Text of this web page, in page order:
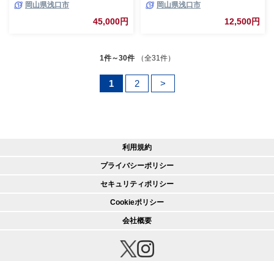
新鮮《2026年11月中旬-12月下
旬頃より発送予定》岡山県 浅口
市 果物 フルーツ 梨 詰め合わせ
岡山県浅口市
45,000円
旬-12月下旬頃より発送予定》岡
山県 浅口市 果物 フルーツ 梨
岡山県浅口市
12,500円
1件～30件 （全31件）
1 2 >
利用規約
プライバシーポリシー
セキュリティポリシー
Cookieポリシー
会社概要